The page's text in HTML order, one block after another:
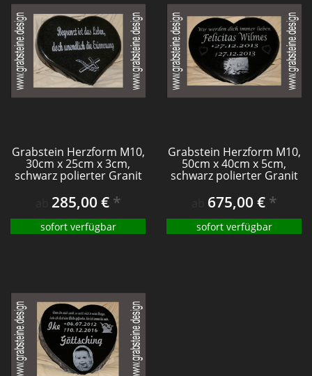
Grabstein Herzform M10,
30cm x 25cm x 3cm,
schwarz polierter Granit
285,00 € *
sofort verfügbar
Grabstein Herzform M10,
50cm x 40cm x 5cm,
schwarz polierter Granit
675,00 € *
sofort verfügbar